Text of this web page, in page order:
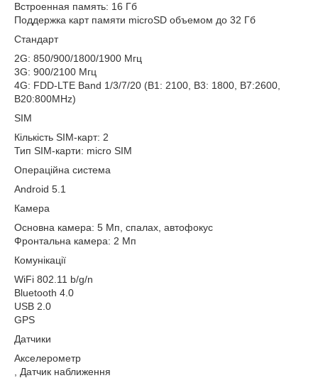
Встроенная память: 16 Гб
Поддержка карт памяти microSD объемом до 32 Гб
Стандарт
2G: 850/900/1800/1900 Мгц
3G: 900/2100 Мгц
4G: FDD-LTE Band 1/3/7/20 (B1: 2100, B3: 1800, B7:2600,
B20:800MHz)
SIM
Кількість SIM-карт: 2
Тип SIM-карти: micro SIM
Операційна система
Android 5.1
Камера
Основна камера: 5 Мп, спалах, автофокус
Фронтальна камера: 2 Мп
Комунікації
WiFi 802.11 b/g/n
Bluetooth 4.0
USB 2.0
GPS
Датчики
Акселерометр
, Датчик наближення